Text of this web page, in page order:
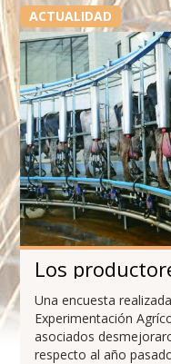
ACTUALIDAD
Los
Una encuesta
Experimentación
asociados
respecto al año